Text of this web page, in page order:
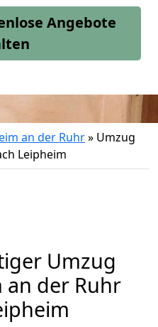
Angebote
an der Ruhr» Umzug
Leipheim
Umzug
der Ruhr